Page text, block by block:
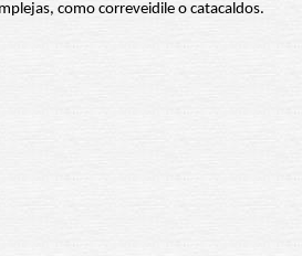
como correveidile o catacaldos.